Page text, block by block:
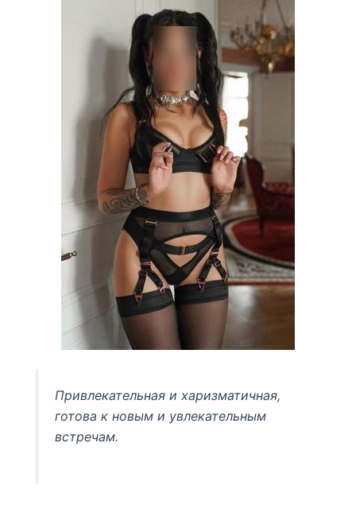
Привлекательная и харизматичная,
готова к новым и увлекательным
встречам.